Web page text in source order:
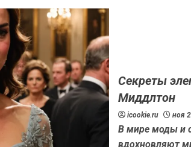
Секреты
Миддлтон
icookie.ru ноя
В мире моды и
вдохновляют